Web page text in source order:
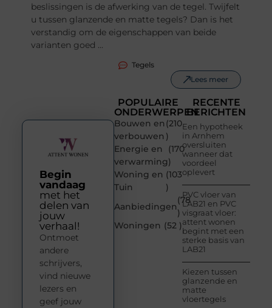
beslissingen is de afwerking van de tegel. Twijfelt
u tussen glanzende en matte tegels? Dan is het
verstandig om de eigenschappen van beide
varianten goed ...
Tegels
Lees meer
POPULAIRE
ONDERWERPEN
Bouwen en
verbouwen
(210
)
Energie en
verwarming
(170
)
Woning en
Tuin
(103
)
Aanbiedingen
(78
)
Woningen (52 )
RECENTE
BERICHTEN
Een hypotheek
in Arnhem
oversluiten
wanneer dat
voordeel
oplevert
PVC vloer van
LAB21 en PVC
visgraat vloer:
attent wonen
begint met een
sterke basis van
LAB21
Kiezen tussen
glanzende en
matte
vloertegels
Begin
vandaag
met het
delen van
jouw
verhaal!
Ontmoet
andere
schrijvers,
vind nieuwe
lezers en
geef jouw